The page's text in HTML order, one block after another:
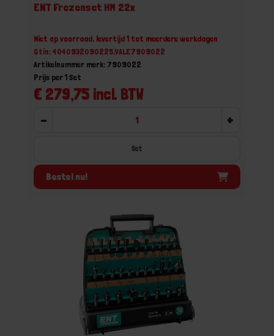
ENT Frezenset HM 22x
Niet op voorraad, levertijd 1 tot meerdere werkdagen
Gtin: 4040932090225,VALE7909022
Artikelnummer merk: 7909022
€ 279,75 incl. BTW
Prijs per 1 Set
- +
Set
Bestel nu!